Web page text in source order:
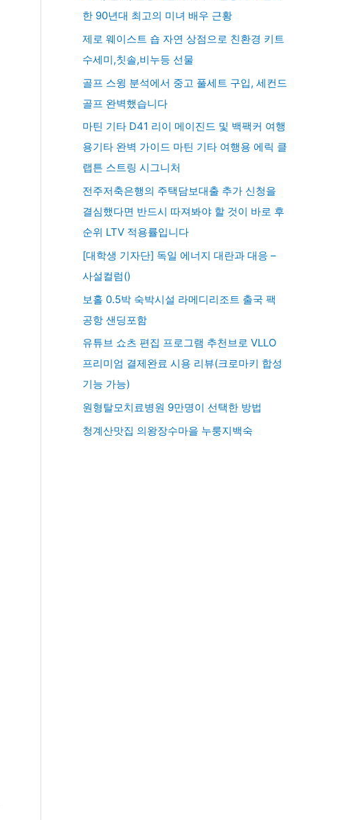
한 90년대 최고의 미녀 배우 근황
제로 웨이스트 숍 자연 상점으로 친환경 키트
수세미,칫솔,비누등 선물
골프 스윙 분석에서 중고 풀세트 구입, 세컨드
골프 완벽했습니다
마틴 기타 D41 리이 메이진드 및 백팩커 여행
용기타 완벽 가이드 마틴 기타 여행용 에릭 클
랩튼 스트링 시그니처
전주저축은행의 주택담보대출 추가 신청을
결심했다면 반드시 따져봐야 할 것이 바로 후
순위 LTV 적용률입니다
[대학생 기자단] 독일 에너지 대란과 대응 –
사설컬럼()
보홀 0.5박 숙박시설 라메디리조트 출국 팩
공항 샌딩포함
유튜브 쇼츠 편집 프로그램 추천브로 VLLO
프리미엄 결제완료 시용 리뷰(크로마키 합성
기능 가능)
원형탈모치료병원 9만명이 선택한 방법
청계산맛집 의왕장수마을 누룽지백숙